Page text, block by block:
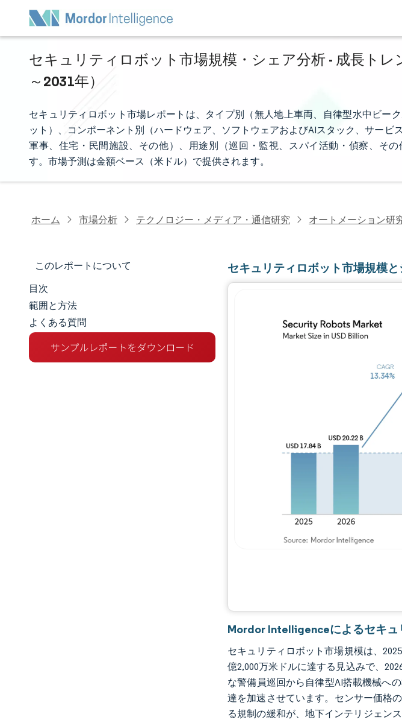
セキュリティロボット市場規模・シェア分析 - 成長トレ
～2031年）
セキュリティロボット市場レポートは、タイプ別（無人地上車両、自律型水中ビー
ット）、コンポーネント別（ハードウェア、ソフトウェアおよびAIスタック、サービ
軍事、住宅・民間施設、その他）、用途別（巡回・監視、スパイ活動・偵察、そ
す。市場予測は金額ベース（米ドル）で提供されます。
ホーム 市場分析 テクノロジー・メディア・通信研究 オートメーション研
このレポートについて
市場規模とシェア
市場分析
トレンドとインサイト
目次
範囲と方法
よくある質問
セキュリティロボット市場規模
画像 ©
Mordor Intelligenceによるセキュ
セキュリティロボット市場規模は、
億2,000万米ドルに達する見込みで、
な警備員巡回から自律型AI搭載機械へ
達を加速させています。センサー価格
る規制の緩和が、地下インテリジェン